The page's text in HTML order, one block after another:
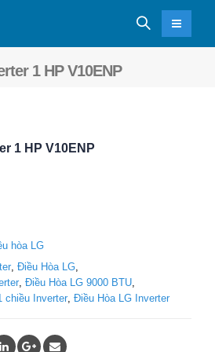
1 HP V10ENP
1 HP V10ENP
hòa LG
Điều Hòa LG
Điều Hòa LG 9000 BTU
chiều Inverter Điều Hòa LG Inverter